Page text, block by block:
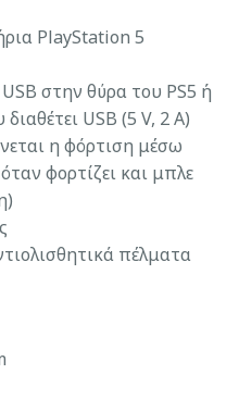
PlayStation 5
στην θύρα του PS5 ή
USB (5 V, 2 A)
η φόρτιση μέσω
φορτίζει και μπλε
πέλματα